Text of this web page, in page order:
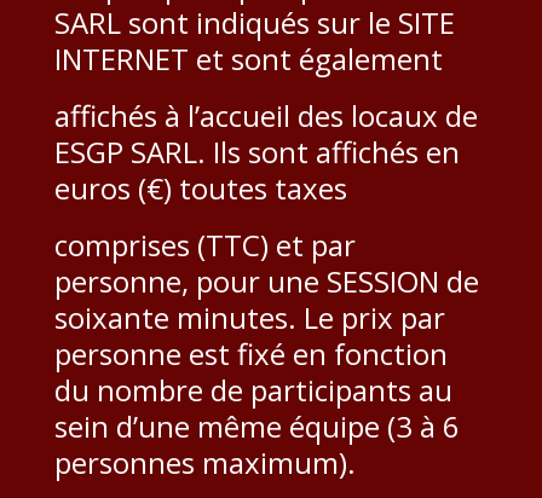
SARL sont indiqués sur le SITE
INTERNET et sont également
affichés à l’accueil des locaux de
ESGP SARL. Ils sont affichés en
euros (€) toutes taxes
comprises (TTC) et par
personne, pour une SESSION de
soixante minutes. Le prix par
personne est fixé en fonction
du nombre de participants au
sein d’une même équipe (3 à 6
personnes maximum).